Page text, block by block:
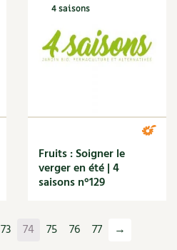
4 saisons
Fruits : Soigner le
verger en été | 4
saisons n°129
73 74 75 76 77 →